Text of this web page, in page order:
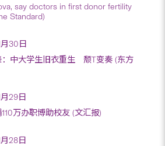
say doctors in first donor fertility
Standard)
月30日
：中大学生旧衣重生 颓T变奏 (东方
月29日
万办职博助校友 (文汇报)
月28日